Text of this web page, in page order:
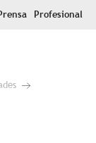
Profesional